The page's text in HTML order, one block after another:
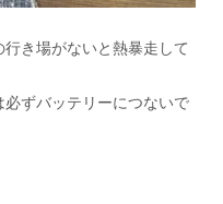
き場がないと熱暴走して
ずバッテリーにつないで